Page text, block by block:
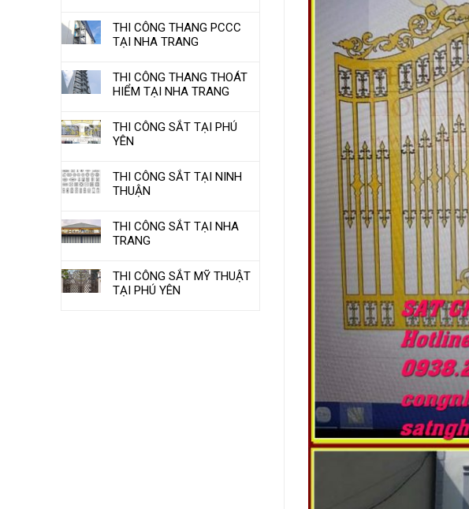
THI CÔNG THANG PCCC
TẠI NHA TRANG
THI CÔNG THANG THOÁT
HIỂM TẠI NHA TRANG
THI CÔNG SẮT TẠI PHÚ
YÊN
THI CÔNG SẮT TẠI NINH
THUẬN
THI CÔNG SẮT TẠI NHA
TRANG
THI CÔNG SẮT MỸ THUẬT
TẠI PHÚ YÊN